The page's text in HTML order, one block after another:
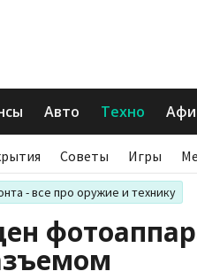
Авто Техно
Советы Игры
- все про оружие и технику